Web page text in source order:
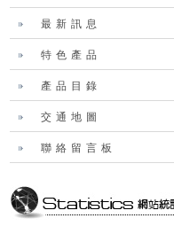
最新訊息
特色產品
產品目錄
交通地圖
聯絡留言板